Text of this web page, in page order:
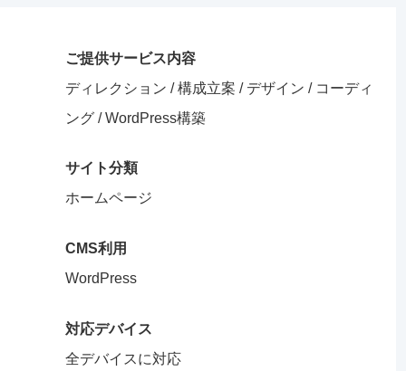
ご提供サービス内容
ディレクション / 構成立案 / デザイン / コーディ
ング / WordPress構築
サイト分類
ホームページ
CMS利用
WordPress
対応デバイス
全デバイスに対応